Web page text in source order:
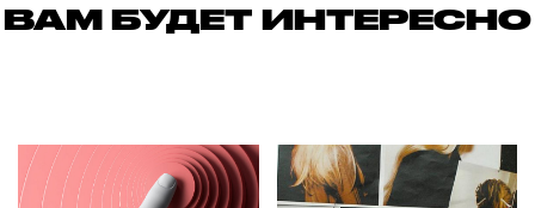
ВАМ БУДЕТ ИНТЕРЕСНО